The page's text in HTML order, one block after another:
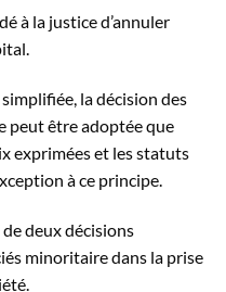
à la justice d’annuler
la décision des
peut être adoptée que
exprimées et les statuts
à ce principe.
deux décisions
minoritaire dans la prise